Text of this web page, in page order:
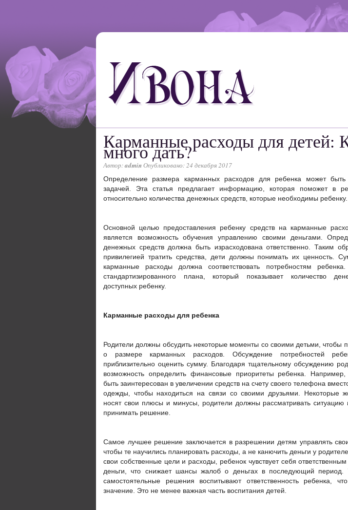
Карманные расходы для детей:
много дать?
Автор:admin Опубликовано: 24 декабря 2017
Определение размера карманных расходов для ребенка может быть
задачей. Эта статья предлагает информацию, которая поможет в
относительно количества денежных средств, которые необходимы ребенку.
Основной целью предоставления ребенку средств на карманные
является возможность обучения управлению своими деньгами.
денежных средств должна быть израсходована ответственно. Таким
привилегией тратить средства, дети должны понимать их ценность.
карманные расходы должна соответствовать потребностям
стандартизированного плана, который показывает количество
доступных ребенку.
Карманные расходы для ребенка
Родители должны обсудить некоторые моменты со своими детьми, чтобы
о размере карманных расходов. Обсуждение потребностей
приблизительно оценить сумму. Благодаря тщательному обсуждению
возможность определить финансовые приоритеты ребенка.
быть заинтересован в увеличении средств на счету своего телефона
одежды, чтобы находиться на связи со своими друзьями. Некоторые
носят свои плюсы и минусы, родители должны рассматривать ситуацию
принимать решение.
Самое лучшее решение заключается в разрешении детям управлять
чтобы те научились планировать расходы, а не канючить деньги у
свои собственные цели и расходы, ребенок чувствует себя
деньги, что снижает шансы жалоб о деньгах в последующий период.
самостоятельные решения воспитывают ответственность ребенка,
значение. Это не менее важная часть воспитания детей.